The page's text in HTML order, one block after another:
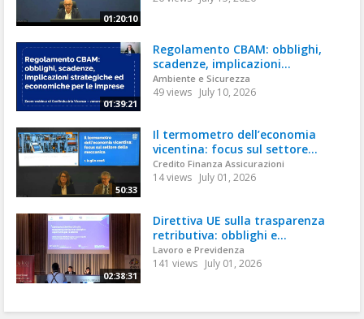
01:20:10
01:39:21
Regolamento CBAM: obblighi,
scadenze, implicazioni...
Ambiente e Sicurezza
49 views July 10, 2026
50:33
Il termometro dell’economia
vicentina: focus sul settore...
Credito Finanza Assicurazioni
14 views July 01, 2026
02:38:31
Direttiva UE sulla trasparenza
retributiva: obblighi e...
Lavoro e Previdenza
141 views July 01, 2026